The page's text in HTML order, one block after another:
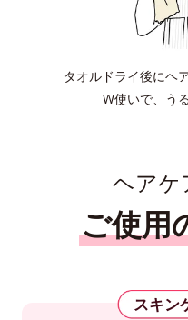
タオルドライ後にヘ
W使いで、う
ヘアケ
ご使用
スキン